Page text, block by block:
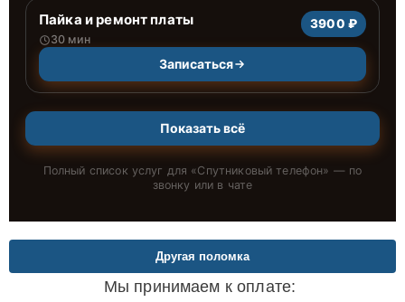
Пайка и ремонт платы
30 мин
3900 ₽
Записаться
Показать всё
Полный список услуг для «Спутниковый телефон» — по
звонку или в чате
Мы принимаем к оплате:
Другая поломка